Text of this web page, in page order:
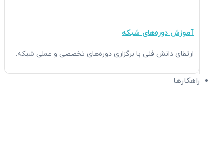
آموزش دوره‌های شبکه
ارتقای دانش فنی با برگزاری دوره‌های تخصصی و عملی شبکه.
راهکارها